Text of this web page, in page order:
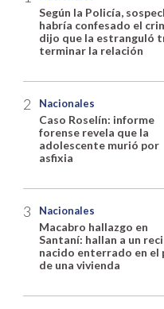
Según la Policía,
habría confesado el
dijo que la estranguló
terminar la relación
Nacionales
Caso Roselín: informe
forense revela que la
adolescente murió por
asfixia
Nacionales
Macabro hallazgo en
Santaní: hallan a un
nacido enterrado en el
de una vivienda